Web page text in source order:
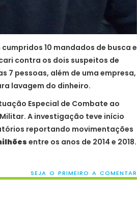
10 mandados de busca e
contra os dois suspeitos de
7 pessoas, além de uma empresa,
lavagem do dinheiro.
Especial de Combate ao
A investigação teve início
reportando movimentações
entre os anos de 2014 e 2018.
SEJA O PRIMEIRO A COMENTAR